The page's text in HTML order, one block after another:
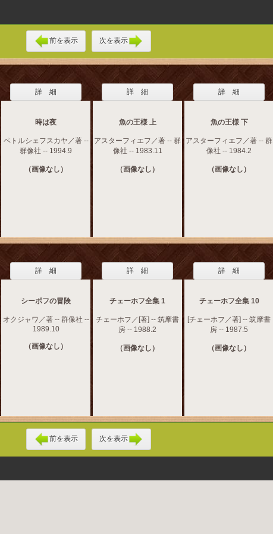
前を表示 次を表示
詳 細
時は夜
ペトルシェフスカヤ／著 --
群像社 -- 1994.9
（画像なし）
詳 細
魚の王様 上
アスターフィエフ／著 -- 群
像社 -- 1983.11
（画像なし）
詳 細
魚の王様 下
アスターフィエフ／著 -- 群
像社 -- 1984.2
（画像なし）
詳 細
シーポフの冒険
オクジャワ／著 -- 群像社 --
1989.10
（画像なし）
詳 細
チェーホフ全集 1
チェーホフ／[著] -- 筑摩書
房 -- 1988.2
（画像なし）
詳 細
チェーホフ全集 10
[チェーホフ／著] -- 筑摩書
房 -- 1987.5
（画像なし）
前を表示 次を表示